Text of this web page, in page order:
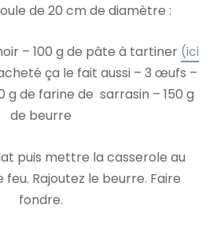
de 20 cm de diamètre :
– 100 g de pâte à tartiner (ici
ça le fait aussi – 3 œufs –
g de farine de sarrasin – 150 g
de beurre
puis mettre la casserole au
feu. Rajoutez le beurre. Faire
fondre.